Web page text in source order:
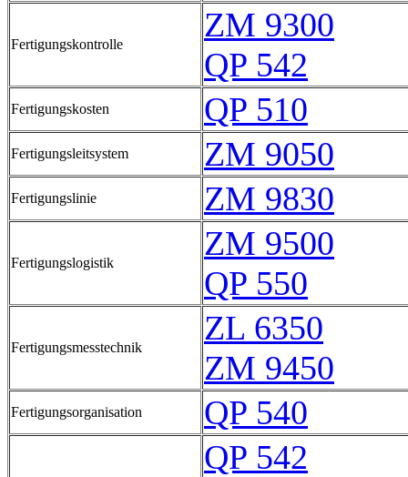
Fertigungskontrolle
ZM 9300
QP 542
Fertigungskosten QP 510
Fertigungsleitsystem ZM 9050
Fertigungslinie ZM 9830
Fertigungslogistik
ZM 9500
QP 550
Fertigungsmesstechnik
ZL 6350
ZM 9450
Fertigungsorganisation QP 540
QP 542